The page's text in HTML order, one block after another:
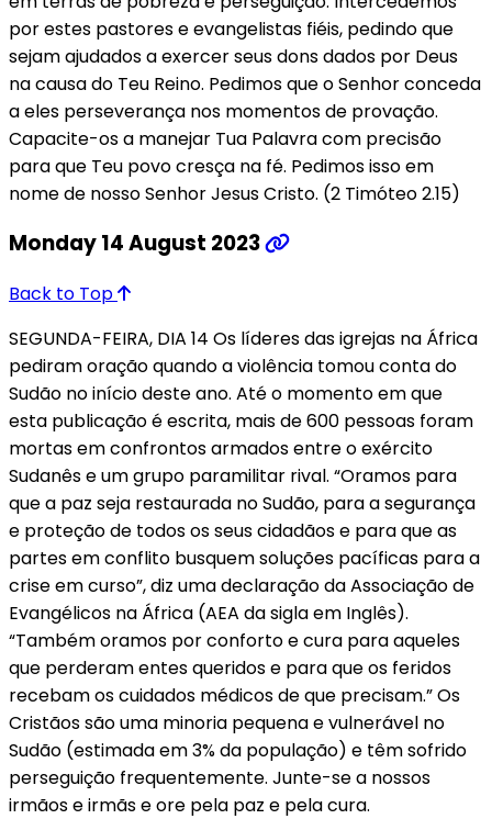
por estes pastores e evangelistas fiéis, pedindo que
sejam ajudados a exercer seus dons dados por Deus
na causa do Teu Reino. Pedimos que o Senhor conceda
a eles perseverança nos momentos de provação.
Capacite-os a manejar Tua Palavra com precisão
para que Teu povo cresça na fé. Pedimos isso em
nome de nosso Senhor Jesus Cristo. (2 Timóteo 2.15)
Monday 14 August 2023
Back to Top
SEGUNDA-FEIRA, DIA 14 Os líderes das igrejas na África
pediram oração quando a violência tomou conta do
Sudão no início deste ano. Até o momento em que
esta publicação é escrita, mais de 600 pessoas foram
mortas em confrontos armados entre o exército
Sudanês e um grupo paramilitar rival. “Oramos para
que a paz seja restaurada no Sudão, para a segurança
e proteção de todos os seus cidadãos e para que as
partes em conflito busquem soluções pacíficas para a
crise em curso”, diz uma declaração da Associação de
Evangélicos na África (AEA da sigla em Inglês).
“Também oramos por conforto e cura para aqueles
que perderam entes queridos e para que os feridos
recebam os cuidados médicos de que precisam.” Os
Cristãos são uma minoria pequena e vulnerável no
Sudão (estimada em 3% da população) e têm sofrido
perseguição frequentemente. Junte-se a nossos
irmãos e irmãs e ore pela paz e pela cura.